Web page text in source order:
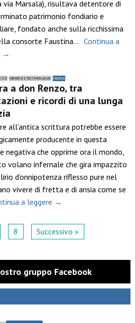
via Marsala), risultava detentore di
patrimonio fondiario e
fondato anche sulla ricchissima
consorte Faustina… Continua a
→
MEMORIE E TESTIMONIANZE PADOVA
a don Renzo, tra
e ricordi di una lunga
all’antica scrittura potrebbe essere
producente in questa
negativa che opprime ora il mondo,
volano infernale che gira impazzito
d’onnipotenza riflesso pure nel
vivere di fretta e di ansia come se
a leggere →
8 Successivo »
gruppo Facebook